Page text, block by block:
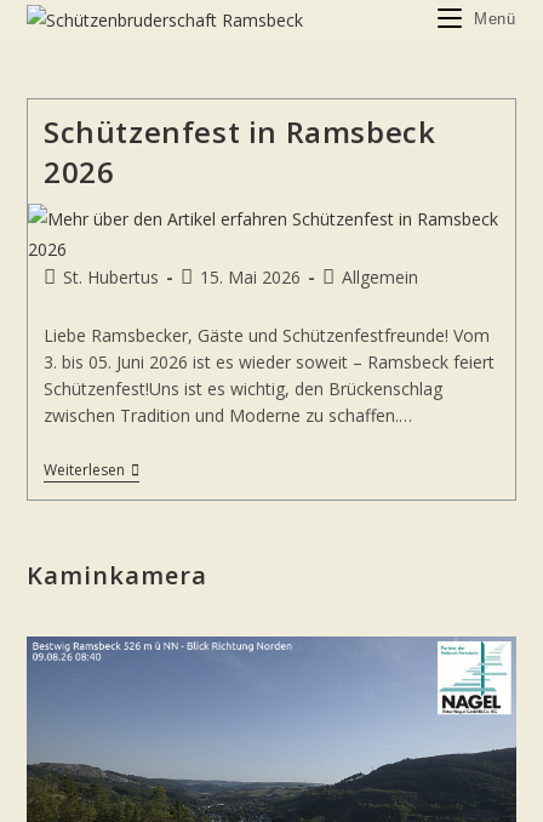
Zum
Menü
Schützenfest in Ramsbeck
2026
Beitrags-
St. Hubertus
Beitrag
15. Mai 2026
Beitrags-
Allgemein
Liebe Ramsbecker, Gäste und Schützenfestfreunde! Vom
3. bis 05. Juni 2026 ist es wieder soweit – Ramsbeck feiert
Schützenfest!Uns ist es wichtig, den Brückenschlag
zwischen Tradition und Moderne zu schaffen.…
WeiterlesenSchützenfest
In
Ramsbeck
Kaminkamera